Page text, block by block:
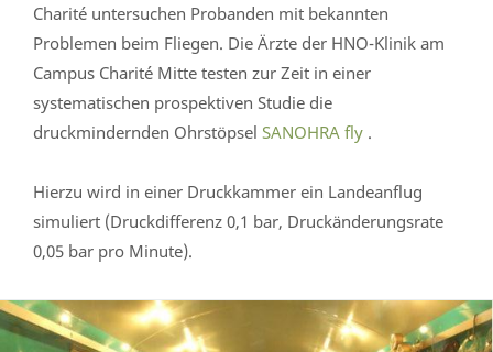
Charité untersuchen Probanden mit bekannten
Problemen beim Fliegen. Die Ärzte der HNO-Klinik am
Campus Charité Mitte testen zur Zeit in einer
systematischen prospektiven Studie die
druckmindernden Ohrstöpsel SANOHRA fly .
Hierzu wird in einer Druckkammer ein Landeanflug
simuliert (Druckdifferenz 0,1 bar, Druckänderungsrate
0,05 bar pro Minute).